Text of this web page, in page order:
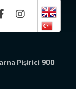
Pişirici 900